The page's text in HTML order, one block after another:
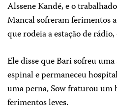
Alssene Kandé, e o
Mancal sofreram ferimentos
que rodeia a estação de
Ele disse que Bari sofreu
espinal e permaneceu
uma perna, Sow fraturou um
ferimentos leves.